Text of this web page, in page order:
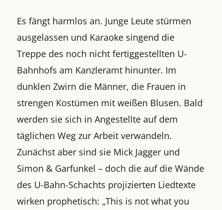
Es fängt harmlos an. Junge Leute stürmen
ausgelassen und Karaoke singend die
Treppe des noch nicht fertiggestellten U-
Bahnhofs am Kanzleramt hinunter. Im
dunklen Zwirn die Männer, die Frauen in
strengen Kostümen mit weißen Blusen. Bald
werden sie sich in Angestellte auf dem
täglichen Weg zur Arbeit verwandeln.
Zunächst aber sind sie Mick Jagger und
Simon & Garfunkel – doch die auf die Wände
des U-Bahn-Schachts projizierten Liedtexte
wirken prophetisch: „This is not what you